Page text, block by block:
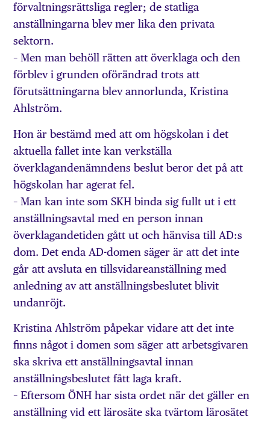
förvaltningsrättsliga regler; de statliga
anställningarna blev mer lika den privata
sektorn.
– Men man behöll rätten att överklaga och den
förblev i grunden oförändrad trots att
förutsättningarna blev annorlunda, Kristina
Ahlström.
Hon är bestämd med att om högskolan i det
aktuella fallet inte kan verkställa
överklagandenämndens beslut beror det på att
högskolan har agerat fel.
– Man kan inte som SKH binda sig fullt ut i ett
anställningsavtal med en person innan
överklagandetiden gått ut och hänvisa till AD:s
dom. Det enda AD-domen säger är att det inte
går att avsluta en tillsvidareanställning med
anledning av att anställningsbeslutet blivit
undanröjt.
Kristina Ahlström påpekar vidare att det inte
finns något i domen som säger att arbetsgivaren
ska skriva ett anställningsavtal innan
anställningsbeslutet fått laga kraft.
– Eftersom ÖNH har sista ordet när det gäller en
anställning vid ett lärosäte ska tvärtom lärosätet